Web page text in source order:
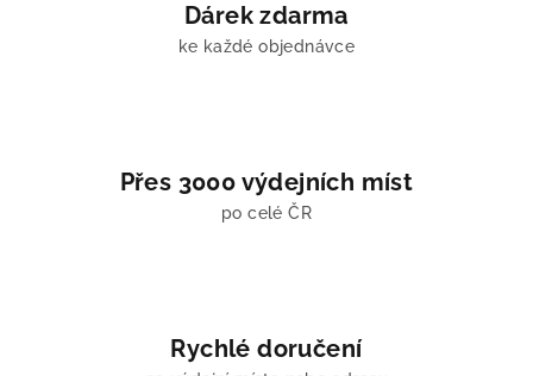
Dárek zdarma
ke každé objednávce
Přes 3000 výdejních míst
po celé ČR
Rychlé doručení